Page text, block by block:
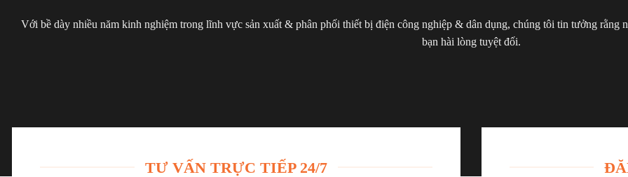
Với bề dày nhiều năm kinh nghiệm trong lĩnh vực sản xuất & phân phối thiết bị điện công nghiệp & dân dụng, chúng tôi tin tưởng rằng
bạn hài lòng tuyệt đối.
TƯ VẤN TRỰC TIẾP 24/7